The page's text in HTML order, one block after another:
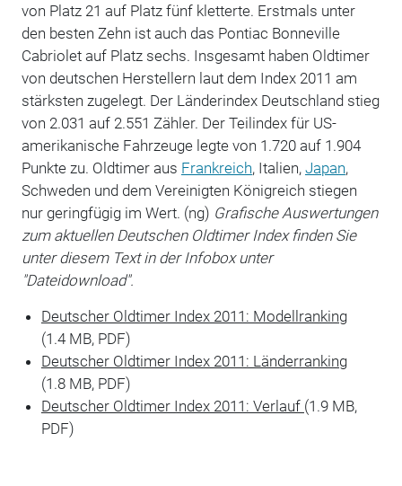
von Platz 21 auf Platz fünf kletterte. Erstmals unter
den besten Zehn ist auch das Pontiac Bonneville
Cabriolet auf Platz sechs. Insgesamt haben Oldtimer
von deutschen Herstellern laut dem Index 2011 am
stärksten zugelegt. Der Länderindex Deutschland stieg
von 2.031 auf 2.551 Zähler. Der Teilindex für US-
amerikanische Fahrzeuge legte von 1.720 auf 1.904
Punkte zu. Oldtimer aus Frankreich, Italien, Japan,
Schweden und dem Vereinigten Königreich stiegen
nur geringfügig im Wert. (ng) Grafische Auswertungen
zum aktuellen Deutschen Oldtimer Index finden Sie
unter diesem Text in der Infobox unter
"Dateidownload".
Deutscher Oldtimer Index 2011: Modellranking
(1.4 MB, PDF)
Deutscher Oldtimer Index 2011: Länderranking
(1.8 MB, PDF)
Deutscher Oldtimer Index 2011: Verlauf (1.9 MB,
PDF)